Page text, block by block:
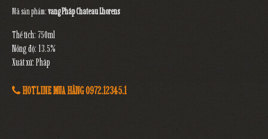
Mã sản phẩm:vang Pháp Chateau Lhorens
Thể tích: 750ml
Nồng độ: 13.5%
Xuát xứ: Pháp
HOTLINE MUA HÀNG 0972.12345.1